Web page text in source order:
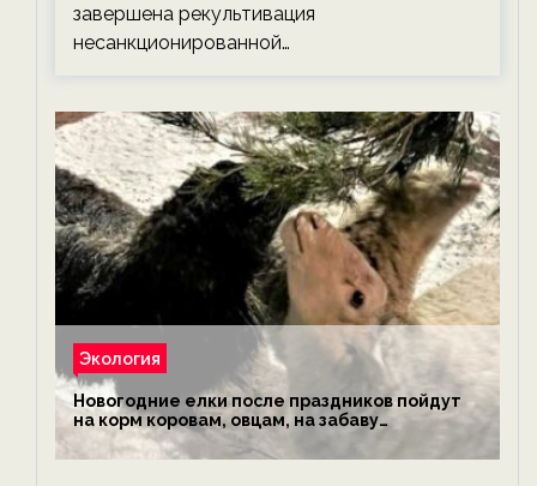
завершена рекультивация
несанкционированной…
Экология
Новогодние елки после праздников пойдут
на корм коровам, овцам, на забаву
обезьянам, львам и леопардам — новости
экологии на ECOportal